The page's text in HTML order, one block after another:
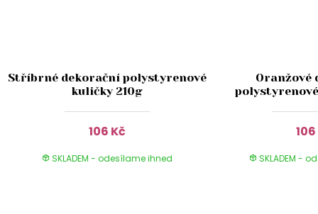
Stříbrné dekorační polystyrenové
kuličky 210g
106 Kč
SKLADEM - odesílame ihned
Oranžové
SKLADEM -